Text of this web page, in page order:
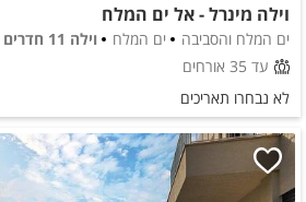
וילה מינרל - אל ים המלח
ים המלח והסביבה ים המלח
וילה 11 חדרים
עד 35 אורחים
לא נבחרו תאריכים